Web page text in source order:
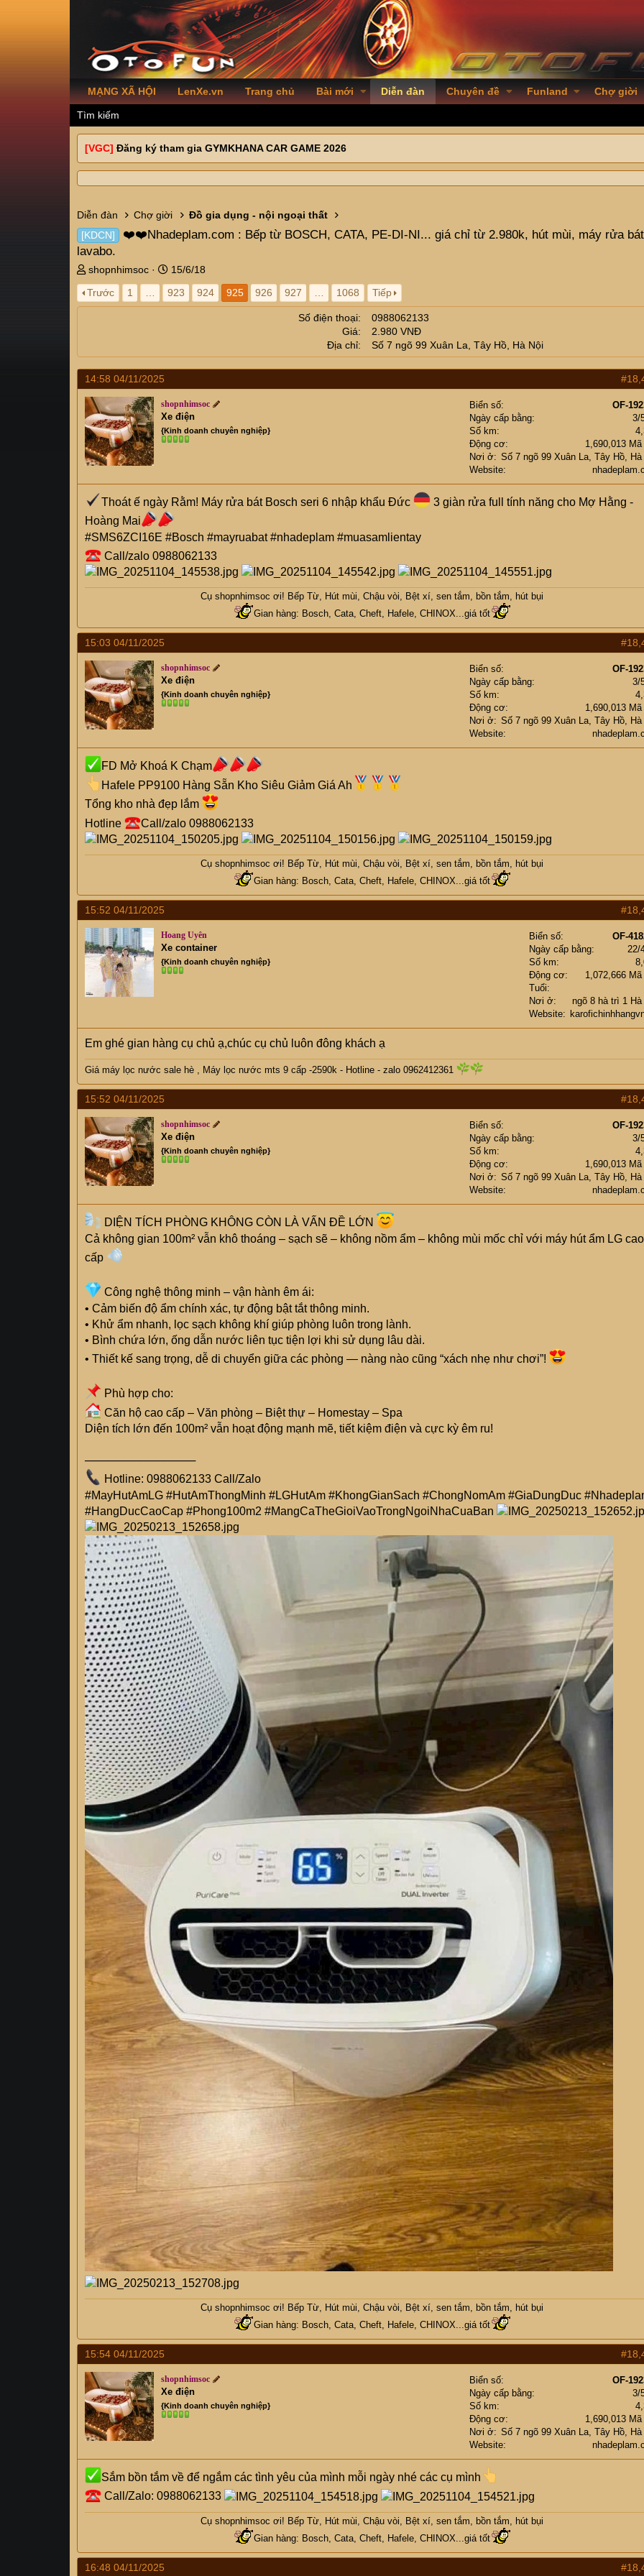
MẠNG XÃ HỘI LenXe.vn Trang chủ Bài mới Diễn đàn Chuyên đề Funland Chợ giời
Tìm kiếm
[VGC] Đăng ký tham gia GYMKHANA CAR GAME 2026
Diễn đàn Chợ giời Đồ gia dụng - nội ngoại thất
[KDCN]
❤️❤️Nhadeplam.com : Bếp từ BOSCH, CATA, PE-DI-NI... giá chỉ từ 2.980k, hút mùi, máy rửa
lavabo.
T
h
r
e
a
r
t
e
r
shopnhimsoc
N
g
à
y
15/6/18
Trước
1 923 924 925 926 927 1068 Tiếp
Số điện thoại
0988062133
Giá
2.980 VNĐ
Địa chỉ
Số 7 ngõ 99 Xuân La, Tây Hồ, Hà Nội
14:58 04/11/2025
shopnhimsoc
Xe điện
{Kinh doanh chuyên nghiệp}
Biển số
OF-
Ngày cấp bằng
3/
Số km
Động cơ
1,690,013
Nơi ở
Số 7 ngõ 99 Xuân La, Tây Hồ, Hà
Website
Thoát ế ngày Rằm! Máy rửa bát Bosch seri 6 nhập khẩu Đức
3 giàn rửa full tính năng cho Mợ Hằng -
Hoàng Mai
#SMS6ZCI16E #Bosch #mayruabat #nhadeplam #muasamlientay
Call/zalo 0988062133
Cụ shopnhimsoc ơi! Bếp Từ, Hút mùi, Chậu vòi, Bệt xí, sen tắm, bồn tắm, hút bụi
Gian hàng: Bosch, Cata, Cheft, Hafele, CHINOX...giá tốt
15:03 04/11/2025
shopnhimsoc
Xe điện
{Kinh doanh chuyên nghiệp}
Biển số
OF-
Ngày cấp bằng
3/
Số km
Động cơ
1,690,013
Nơi ở
Số 7 ngõ 99 Xuân La, Tây Hồ, Hà
Website
FD Mở Khoá K Chạm
Hafele PP9100 Hàng Sẵn Kho Siêu Giảm Giá Ah
Tổng kho nhà đẹp lắm
Hotline
Call/zalo 0988062133
Cụ shopnhimsoc ơi! Bếp Từ, Hút mùi, Chậu vòi, Bệt xí, sen tắm, bồn tắm, hút bụi
Gian hàng: Bosch, Cata, Cheft, Hafele, CHINOX...giá tốt
15:52 04/11/2025
Hoang Uyên
Xe container
{Kinh doanh chuyên nghiệp}
Biển số
OF-
Ngày cấp bằng
22/
Số km
Động cơ
1,072,666
Tuổi
Nơi ở
ngõ 8 hà trì 1 Hà
Website
Em ghé gian hàng cụ chủ ạ,chúc cụ chủ luôn đông khách ạ
Giá máy lọc nước sale hè , Máy lọc nước mts 9 cấp -2590k - Hotline - zalo 0962412361
15:52 04/11/2025
shopnhimsoc
Xe điện
{Kinh doanh chuyên nghiệp}
Biển số
OF-
Ngày cấp bằng
3/
Số km
Động cơ
1,690,013
Nơi ở
Số 7 ngõ 99 Xuân La, Tây Hồ, Hà
Website
DIỆN TÍCH PHÒNG KHÔNG CÒN LÀ VẤN ĐỀ LỚN
Cả không gian 100m² vẫn khô thoáng – sạch sẽ – không nồm ẩm – không mùi mốc chỉ với máy hút ẩm LG cao
cấp
Công nghệ thông minh – vận hành êm ái:
• Cảm biến độ ẩm chính xác, tự động bật tắt thông minh.
• Khử ẩm nhanh, lọc sạch không khí giúp phòng luôn trong lành.
• Bình chứa lớn, ống dẫn nước liên tục tiện lợi khi sử dụng lâu dài.
• Thiết kế sang trọng, dễ di chuyển giữa các phòng — nàng nào cũng “xách nhẹ như chơi”!
Phù hợp cho:
Căn hộ cao cấp – Văn phòng – Biệt thự – Homestay – Spa
Diện tích lớn đến 100m² vẫn hoạt động mạnh mẽ, tiết kiệm điện và cực kỳ êm ru!
──────────────
Hotline: 0988062133 Call/Zalo
#MayHutAmLG #HutAmThongMinh #LGHutAm #KhongGianSach #ChongNomAm #GiaDungDuc
#HangDucCaoCap #Phong100m2 #MangCaTheGioiVaoTrongNgoiNhaCuaBan
Cụ shopnhimsoc ơi! Bếp Từ, Hút mùi, Chậu vòi, Bệt xí, sen tắm, bồn tắm, hút bụi
Gian hàng: Bosch, Cata, Cheft, Hafele, CHINOX...giá tốt
15:54 04/11/2025
shopnhimsoc
Xe điện
{Kinh doanh chuyên nghiệp}
Biển số
OF-
Ngày cấp bằng
3/
Số km
Động cơ
1,690,013
Nơi ở
Số 7 ngõ 99 Xuân La, Tây Hồ, Hà
Website
Sắm bồn tắm về để ngắm các tình yêu của mình mỗi ngày nhé các cụ mình
Call/Zalo: 0988062133
Cụ shopnhimsoc ơi! Bếp Từ, Hút mùi, Chậu vòi, Bệt xí, sen tắm, bồn tắm, hút bụi
Gian hàng: Bosch, Cata, Cheft, Hafele, CHINOX...giá tốt
16:48 04/11/2025